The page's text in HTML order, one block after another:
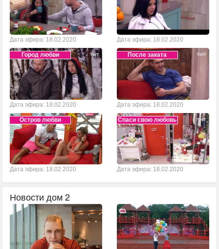
Дата эфира: 18.02.2020 Дата эфира: 18.02.2020
Город любви
Дата эфира: 18.02.2020
После заката
Дата эфира: 18.02.2020
Остров любви
Дата эфира: 18.02.2020
Спаси свою любовь
Дата эфира: 18.02.2020
Новости дом 2